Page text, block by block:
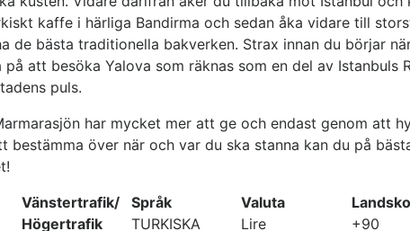
kaffe i härliga Bandirma och sedan åka vidare till
de bästa traditionella bakverken. Strax innan du börjar
på att besöka Yalova som räknas som en del av Istanbuls
puls.
har mycket mer att ge och endast genom att
bestämma över när och var du ska stanna kan du på
Vänstertrafik/
Högertrafik
Språk
TURKISKA
Valuta
Lire
+90